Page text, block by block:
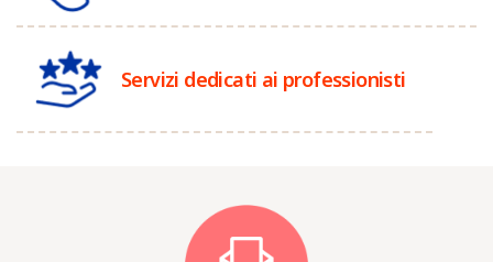
Servizi dedicati ai professionisti